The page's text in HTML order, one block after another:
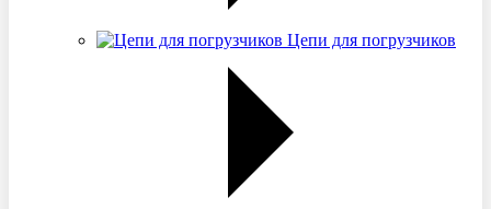
Цепи для погрузчиков